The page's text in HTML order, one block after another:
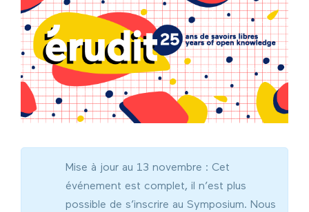
Mise à jour au 13 novembre : Cet
événement est complet, il n’est plus
possible de s’inscrire au Symposium. Nous